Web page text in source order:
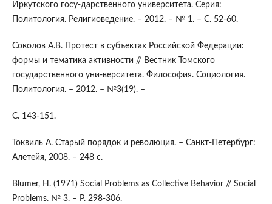
Иркутского госу-дарственного университета. Серия:
Политология. Религиоведение. – 2012. – № 1. – С. 52-60.
Соколов А.В. Протест в субъектах Российской Федерации:
формы и тематика активности // Вестник Томского
государственного уни-верситета. Философия. Социология.
Политология. – 2012. – №3(19). –
С. 143-151.
Токвиль А. Старый порядок и революция. – Санкт-Петербург:
Алетейя, 2008. – 248 с.
Blumer, H. (1971) Social Problems as Collective Behavior // Social
Problems. № 3. – P. 298-306.